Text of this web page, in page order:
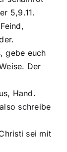
5,9.11.
gebe euch
Der
Hand.
schreibe
sei mit